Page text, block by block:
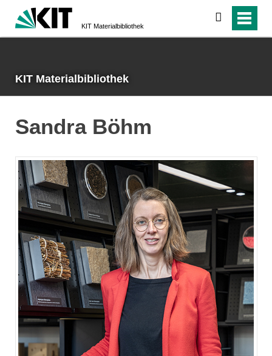
KIT Materialbibliothek
suchen
KIT Materialbibliothek
Sandra Böhm